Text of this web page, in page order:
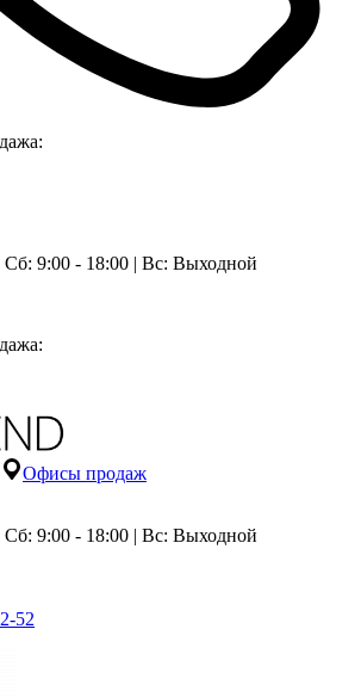
9:00 - 18:00 | Вс: Выходной
Офисы продаж
9:00 - 18:00 | Вс: Выходной
52